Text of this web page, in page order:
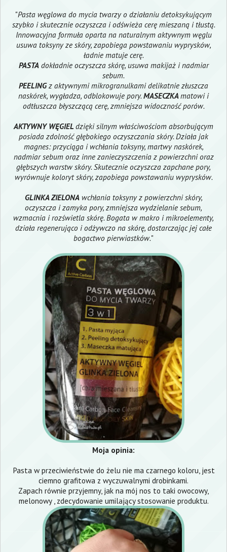
"Pasta węglowa do mycia twarzy o działaniu detoksykującym
szybko i skutecznie oczyszcza i odświeża cerę mieszaną i tłustą.
Innowacyjna formuła oparta na naturalnym aktywnym węglu
usuwa toksyny ze skóry, zapobiega powstawaniu wyprysków,
ładnie matuje cerę.
PASTAdokładnie oczyszcza skórę, usuwa makijaż i nadmiar
sebum.
PEELINGz aktywnymi mikrogranulkami delikatnie złuszcza
naskórek, wygładza, odblokowuje pory.MASECZKAmatowi i
odtłuszcza błyszczącą cerę, zmniejsza widoczność porów.
AKTYWNY WĘGIEL dzięki silnym właściwościom absorbującym
posiada zdolność głębokiego oczyszczania skóry. Działa jak
magnes: przyciąga i wchłania toksyny, martwy naskórek,
nadmiar sebum oraz inne zanieczyszczenia z powierzchni oraz
głębszych warstw skóry. Skutecznie oczyszcza zapchane pory,
wyrównuje koloryt skóry, zapobiega powstawaniu wyprysków.
GLINKA ZIELONAwchłania toksyny z powierzchni skóry,
oczyszcza i zamyka pory, zmniejsza wydzielanie sebum,
wzmacnia i rozświetla skórę. Bogata w makro i mikroelementy,
działa regenerująco i odżywczo na skórę, dostarczając jej całe
bogactwo pierwiastków."
Moja opinia:
Pasta w przeciwieństwie do żelu nie ma czarnego koloru, jest
ciemno grafitowa z wyczuwalnymi drobinkami.
Zapach równie przyjemny, jak na mój nos to taki owocowy,
melonowy , zdecydowanie umilający stosowanie produktu.